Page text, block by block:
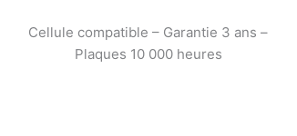
Cellule compatible – Garantie 3 ans –
Plaques 10 000 heures